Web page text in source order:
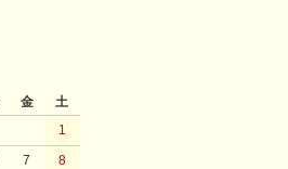
金
土
1
7
8